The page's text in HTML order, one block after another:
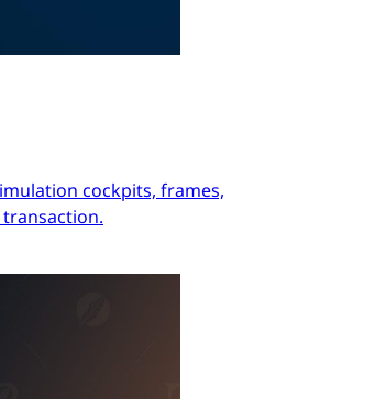
cockpits, frames,